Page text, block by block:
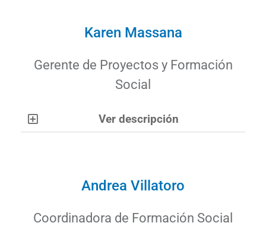
Karen Massana
Gerente de Proyectos y Formación
Social
Ver descripción
Andrea Villatoro
Coordinadora de Formación Social